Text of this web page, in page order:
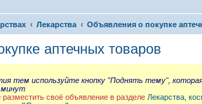
Лекарства Объявления о покупке
аптечных товаров
тем используйте кнопку "Поднять тему",
минут
своё объявление в разделе Лекарства,